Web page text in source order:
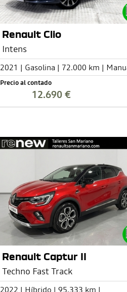
Renault Clio
Intens
2021 | Gasolina | 72.000 km |
Precio al contado
12.690 €
Renault Captur II
Techno Fast Track
2022 | Híbrido | 95.333 km |